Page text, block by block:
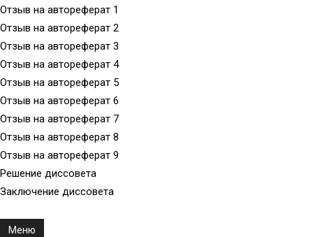
Отзыв на автореферат 1
Отзыв на автореферат 2
Отзыв на автореферат 3
Отзыв на автореферат 4
Отзыв на автореферат 5
Отзыв на автореферат 6
Отзыв на автореферат 7
Отзыв на автореферат 8
Отзыв на автореферат 9
Решение диссовета
Заключение диссовета
Меню